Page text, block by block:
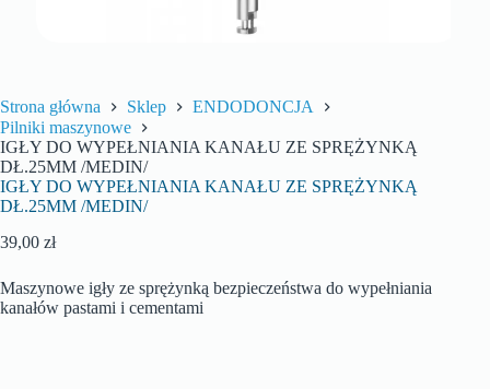
Strona główna Sklep
ENDODONCJA
Pilniki maszynowe
IGŁY DO WYPEŁNIANIA KANAŁU ZE SPRĘŻYNKĄ
DŁ.25MM /MEDIN/
IGŁY DO WYPEŁNIANIA KANAŁU ZE SPRĘŻYNKĄ
DŁ.25MM /MEDIN/
39,00 zł
Maszynowe igły ze sprężynką bezpieczeństwa do wypełniania
kanałów pastami i cementami